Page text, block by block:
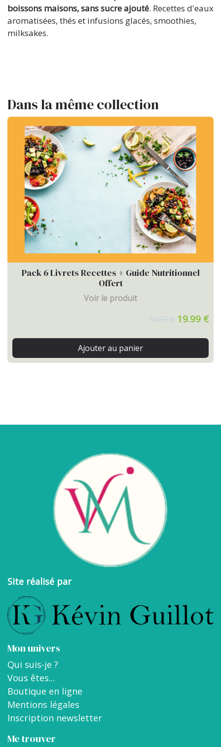
boissons maisons, sans sucre ajouté. Recettes d'eaux
aromatisées, thés et infusions glacés, smoothies,
milksakes.
Dans la même collection
Pack 6 Livrets Recettes + Guide Nutritionnel
Offert
Voir le produit
19.99 €
Ajouter au panier
Site réalisé par
Mon univers
Qui suis-je ?
Vous êtes...
Boutique en ligne
Mentions légales
Inscription newsletter
Me trouver